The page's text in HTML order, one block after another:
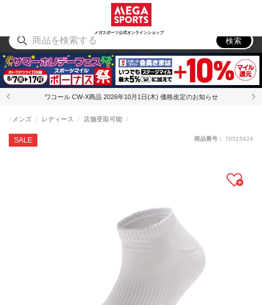
メガスポーツ公式オンラインショップ
アウトドア
検索
ワコール CW-X商品 2026年10月1日(木) 価格改定のお知らせ
SALE
メンズ レディース 店舗受取可能
商品番号： 70515424